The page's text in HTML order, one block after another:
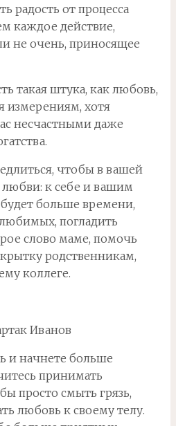
радость от процесса
каждое действие,
не очень, приносящее
такая штука, как любовь,
измерениям, хотя
несчастными даже
чтобы в вашей
к себе и вашим
больше времени,
погладить
слово маме, помочь
родственникам,
коллеге.
Иванов
и начнете больше
принимать
просто смыть грязь,
любовь к своему телу.